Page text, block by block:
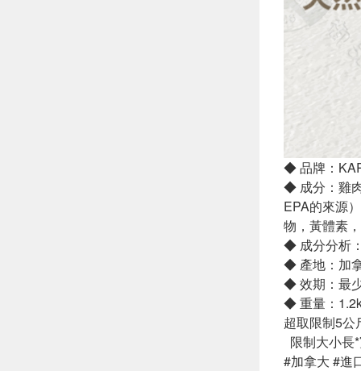
◆ 品牌：
◆ 成分：雞
EPA的來源
物，黃體素
◆ 成分分析
◆ 產地：加
◆ 效期：最
◆ 重量：
超取限制5公
限制大小長
#加拿大 #進